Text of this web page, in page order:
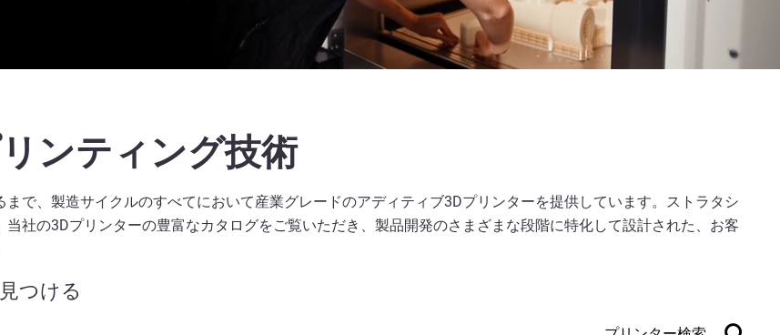
ンティング技術
で、製造サイクルのすべてにおいて産業グレードのアディティブ3Dプリンターを提供しています。ストラタシ
社の3Dプリンターの豊富なカタログをご覧いただき、製品開発のさまざまな段階に特化して設計された、お客
つける